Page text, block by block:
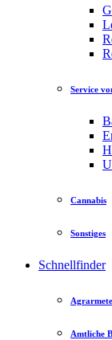
Service
Cannabis
Sonstiges
Schnellfinder
Amtliche